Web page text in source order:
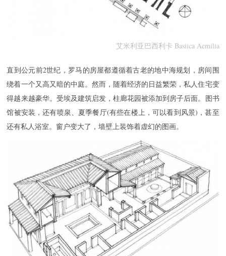
艾米利亚巴西利卡 Basiica Aemilia
直到公元前2世纪，罗马的房屋都遵循着古老的地中海规划，房间围
绕着一个又高又暗的中庭。然而，随着经济的日益繁荣，私人住宅变
得越来越豪华。受埃及建筑启发，柱廊花园被添加到房子后面。图书
馆被安装，还有喷泉、夏季餐厅(有些在楼上，可以看到风景)，甚至
还有私人浴室。窗户变大了，墙壁上装饰着虚幻的图画。